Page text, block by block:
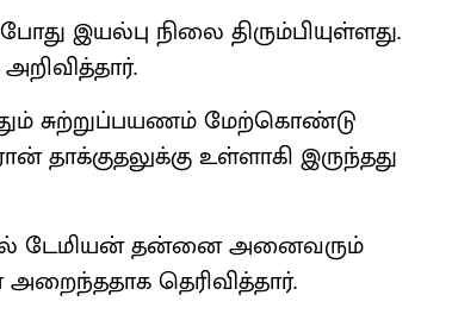
இயல்பு நிலை திரும்பியுள்ளது.
சுற்றுப்பயணம் மேற்கொண்டு
உள்ளாகி இருந்தது
டேமியன் தன்னை அனைவரும்
தெரிவித்தார்.